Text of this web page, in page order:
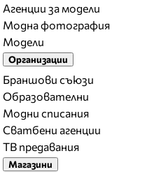
Агенции за модели
Модна фотография
Модели
Организации
Браншови съюзи
Образователни
Модни списания
Сватбени агенции
ТВ предавания
Магазини